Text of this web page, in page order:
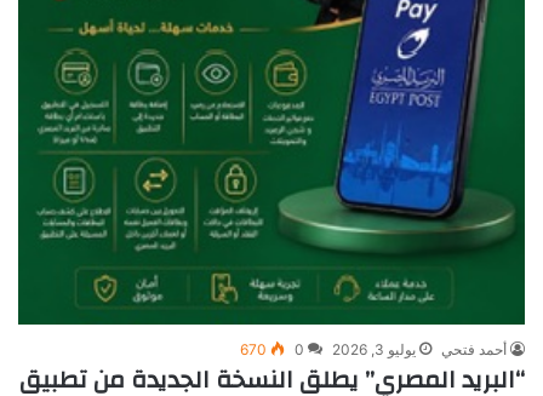
أحمد فتحي يوليو 3, 2026 0
670
“البريد المصري” يطلق النسخة الجديدة من تطبيق